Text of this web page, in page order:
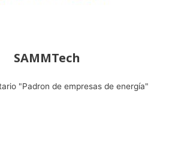
SAMMTech
"Padron de empresas de energía"